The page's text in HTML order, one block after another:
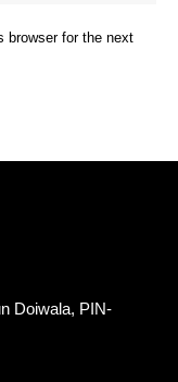
browser for the next
Doiwala, PIN-